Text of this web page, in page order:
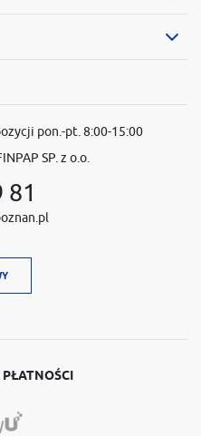
pon.-pt. 8:00-15:00
SP. z o.o.
81
PŁATNOŚCI